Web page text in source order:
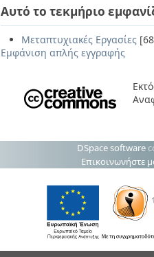
Αυτό το τεκμήριο
Μεταπτυχιακές Εργασίες
Εμφάνιση απλής εγγραφής
DSpace software
Επικοινωνήστε